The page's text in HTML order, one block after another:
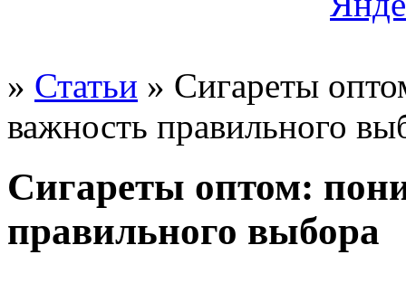
» Статьи » Сигареты
важность правильного
Сигареты оптом:
правильного выбора